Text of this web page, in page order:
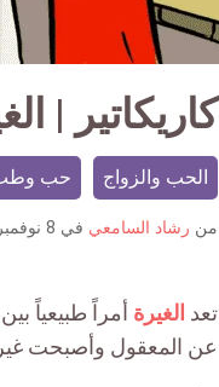
كاريكاتير |
الحب والزواج حب
من رشاد السامعي في 8 نوفمبر 2022
تعد الغيرة أمراً طبيعياً
عن المعقول وأصبحت